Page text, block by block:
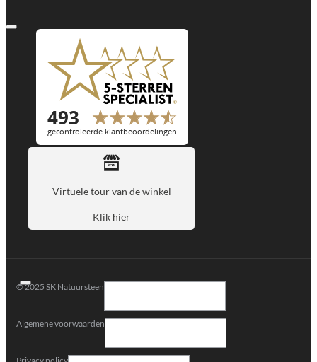
Virtuele tour van de winkel
Klik hier
© 2025 SK Natuursteen
Algemene voorwaarden